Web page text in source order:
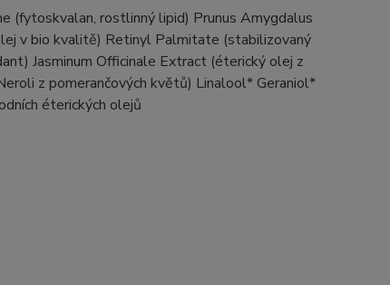
(fytoskvalan, rostlinný lipid) Prunus Amygdalus
v bio kvalitě) Retinyl Palmitate (stabilizovaný
Jasminum Officinale Extract (éterický olej z
z pomerančových květů) Linalool* Geraniol*
éterických olejů